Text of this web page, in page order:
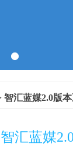
智汇蓝媒2.0版
智汇蓝媒